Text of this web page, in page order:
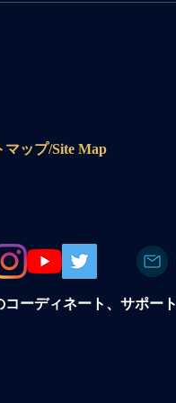
マップ/Site Map
ーディネート、サポート